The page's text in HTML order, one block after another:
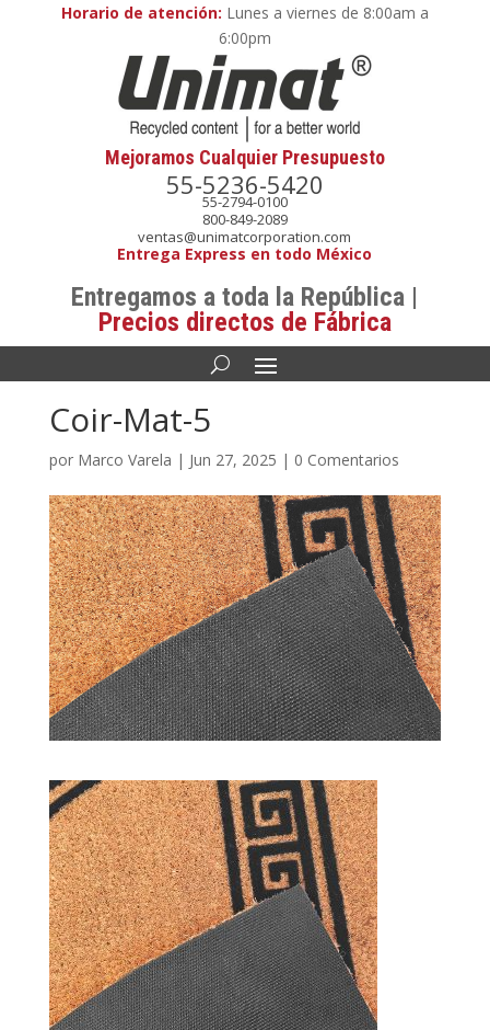
Horario de atención: Lunes a viernes de 8:00am a
6:00pm
Mejoramos Cualquier Presupuesto
55-5236-5420
55-2794-0100
800-849-2089
ventas@unimatcorporation.com
Entrega Express en todo México
Entregamos a toda la República |
Precios directos de Fábrica
Coir-Mat-5
por Marco Varela | Jun 27, 2025 | 0 Comentarios